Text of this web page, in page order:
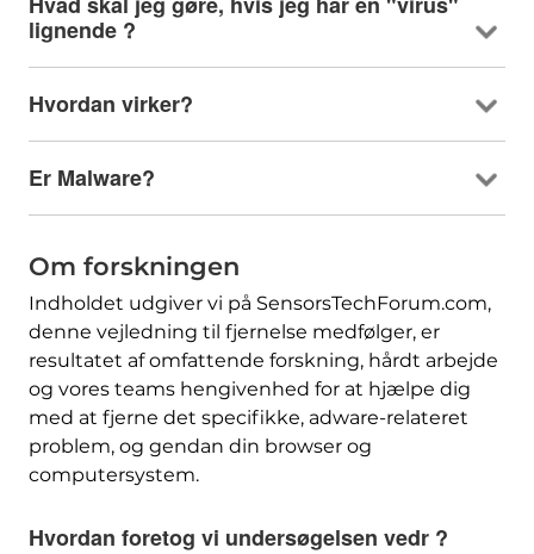
lignende ?
Hvordan virker?
Er Malware?
Om forskningen
Indholdet udgiver vi på SensorsTechForum.com,
denne vejledning til fjernelse medfølger, er
resultatet af omfattende forskning, hårdt arbejde
og vores teams hengivenhed for at hjælpe dig
med at fjerne det specifikke, adware-relateret
problem, og gendan din browser og
computersystem.
Hvordan foretog vi undersøgelsen vedr ?